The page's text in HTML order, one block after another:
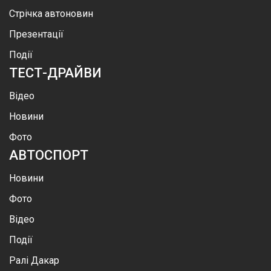
Стрічка автоновин
Презентації
Події
ТЕСТ-ДРАЙВИ
Відео
Новини
Фото
АВТОСПОРТ
Новини
Фото
Відео
Події
Ралі Дакар